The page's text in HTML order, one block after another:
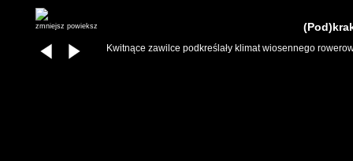
zmniejsz powieksz
Kwitnące zawilce podkreślały klimat wiosennego